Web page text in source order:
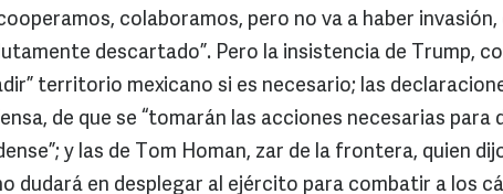
colaboramos, pero no va a haber
descartado”. Pero la insistencia de Trump,
territorio mexicano si es necesario; las
de que se “tomarán las acciones necesarias para
y las de Tom Homan, zar de la frontera, quien
dudará en desplegar al ejército para combatir a los